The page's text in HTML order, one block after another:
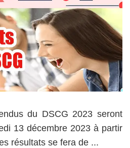
du DSCG 2023 seront
13 décembre 2023 à partir
résultats se fera de ...